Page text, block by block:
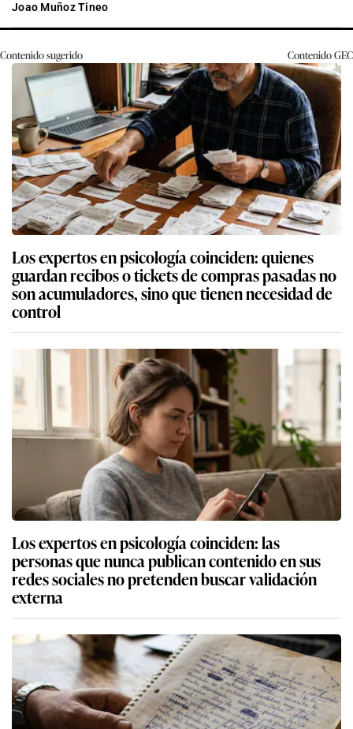
Joao Muñoz Tineo
Contenido sugerido ContenidoGEC
Los expertos en psicología coinciden: quienes
guardan recibos o tickets de compras pasadas no
son acumuladores, sino que tienen necesidad de
control
Los expertos en psicología coinciden: las
personas que nunca publican contenido en sus
redes sociales no pretenden buscar validación
externa